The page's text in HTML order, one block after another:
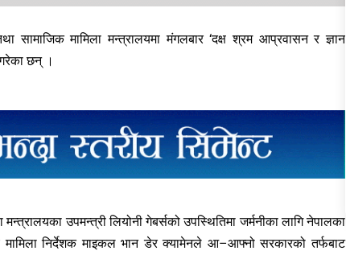
मामिला मन्त्रालयमा मंगलबार ‘दक्ष श्रम आप्रवासन र ज्ञान
छन् ।
उपमन्त्री लियोनी गेबर्सको उपस्थितिमा जर्मनीका लागि नेपालका
मामिला निर्देशक माइकल भान डेर क्यामेनले आ–आफ्नो सरकारको तर्फबाट